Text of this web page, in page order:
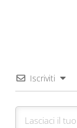
Iscriviti